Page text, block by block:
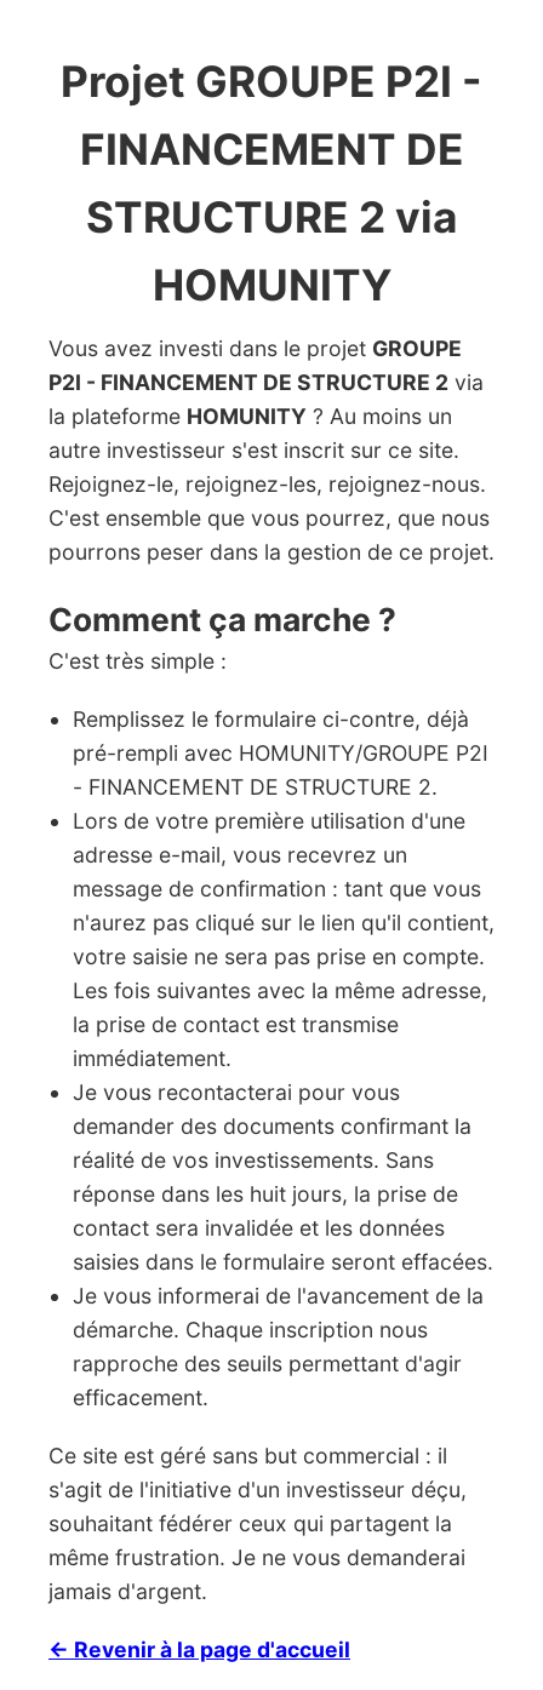
Projet GROUPE P2I -
FINANCEMENT DE
STRUCTURE 2 via
HOMUNITY
Vous avez investi dans le projet GROUPE
P2I - FINANCEMENT DE STRUCTURE 2 via
la plateforme HOMUNITY ? Au moins un
autre investisseur s'est inscrit sur ce site.
Rejoignez-le, rejoignez-les, rejoignez-nous.
C'est ensemble que vous pourrez, que nous
pourrons peser dans la gestion de ce projet.
Comment ça marche ?
C'est très simple :
Remplissez le formulaire ci-contre, déjà
pré-rempli avec HOMUNITY/GROUPE P2I
- FINANCEMENT DE STRUCTURE 2.
Lors de votre première utilisation d'une
adresse e-mail, vous recevrez un
message de confirmation : tant que vous
n'aurez pas cliqué sur le lien qu'il contient,
votre saisie ne sera pas prise en compte.
Les fois suivantes avec la même adresse,
la prise de contact est transmise
immédiatement.
Je vous recontacterai pour vous
demander des documents confirmant la
réalité de vos investissements. Sans
réponse dans les huit jours, la prise de
contact sera invalidée et les données
saisies dans le formulaire seront effacées.
Je vous informerai de l'avancement de la
démarche. Chaque inscription nous
rapproche des seuils permettant d'agir
efficacement.
Ce site est géré sans but commercial : il
s'agit de l'initiative d'un investisseur déçu,
souhaitant fédérer ceux qui partagent la
même frustration. Je ne vous demanderai
jamais d'argent.
← Revenir à la page d'accueil